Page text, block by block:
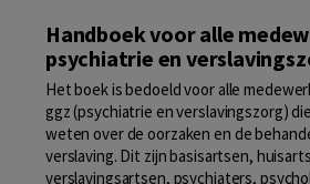
Handboek voor alle
psychiatrie en
Het boek is bedoeld voor alle
ggz (psychiatrie en verslavingszorg)
weten over de oorzaken en de
verslaving. Dit zijn basisartsen,
verslavingsartsen, psychiaters,